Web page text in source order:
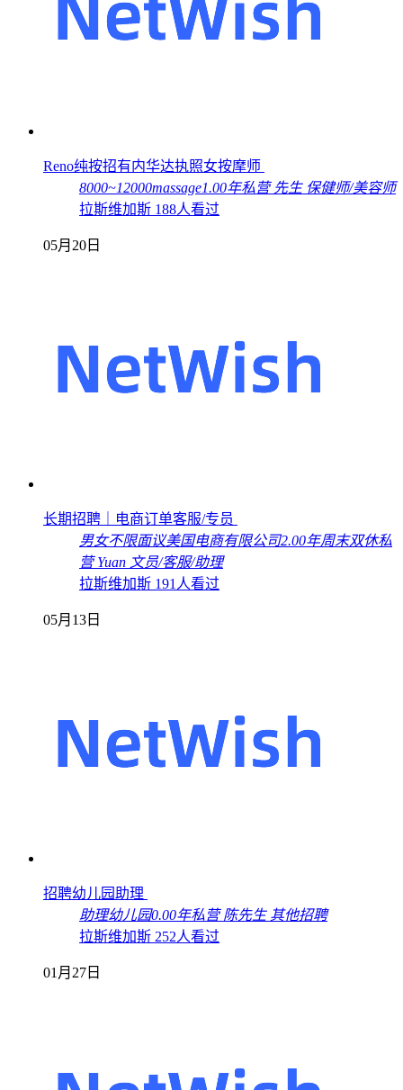
Reno纯按招有内华达执照女按摩师
8000~12000massage1.00年私营 先生 保健师/美容师
拉斯维加斯 188人看过
05月20日
长期招聘｜电商订单客服/专员
男女不限面议美国电商有限公司2.00年周末双休私
营 Yuan 文员/客服/助理
拉斯维加斯 191人看过
05月13日
招聘幼儿园助理
助理幼儿园0.00年私营 陈先生 其他招聘
拉斯维加斯 252人看过
01月27日